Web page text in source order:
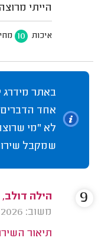
הייתי
איכות 10
באתר מידרג
אחד הדברים
לא "מי
שמקבל
הילה
משוב: 10/02/2026
תיאור
9